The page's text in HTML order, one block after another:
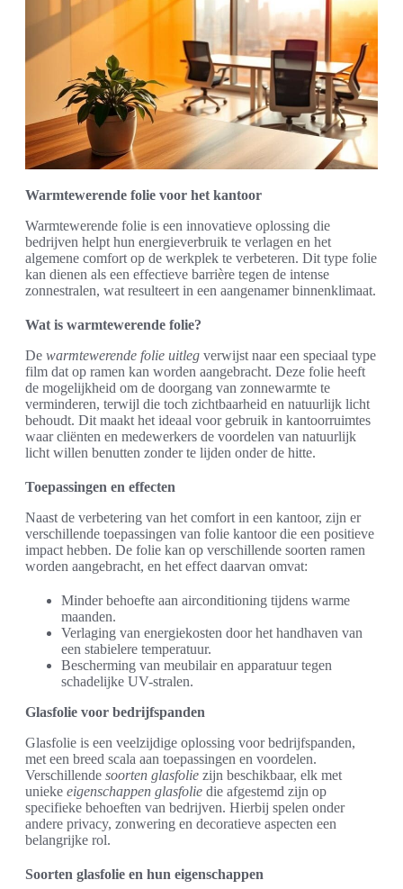
Warmtewerende folie voor het kantoor
Warmtewerende folie is een innovatieve oplossing die
bedrijven helpt hun energieverbruik te verlagen en het
algemene comfort op de werkplek te verbeteren. Dit type folie
kan dienen als een effectieve barrière tegen de intense
zonnestralen, wat resulteert in een aangenamer binnenklimaat.
Wat is warmtewerende folie?
De warmtewerende folie uitleg verwijst naar een speciaal type
film dat op ramen kan worden aangebracht. Deze folie heeft
de mogelijkheid om de doorgang van zonnewarmte te
verminderen, terwijl die toch zichtbaarheid en natuurlijk licht
behoudt. Dit maakt het ideaal voor gebruik in kantoorruimtes
waar cliënten en medewerkers de voordelen van natuurlijk
licht willen benutten zonder te lijden onder de hitte.
Toepassingen en effecten
Naast de verbetering van het comfort in een kantoor, zijn er
verschillende toepassingen van folie kantoor die een positieve
impact hebben. De folie kan op verschillende soorten ramen
worden aangebracht, en het effect daarvan omvat:
Minder behoefte aan airconditioning tijdens warme
maanden.
Verlaging van energiekosten door het handhaven van
een stabielere temperatuur.
Bescherming van meubilair en apparatuur tegen
schadelijke UV-stralen.
Glasfolie voor bedrijfspanden
Glasfolie is een veelzijdige oplossing voor bedrijfspanden,
met een breed scala aan toepassingen en voordelen.
Verschillende soorten glasfolie zijn beschikbaar, elk met
unieke eigenschappen glasfolie die afgestemd zijn op
specifieke behoeften van bedrijven. Hierbij spelen onder
andere privacy, zonwering en decoratieve aspecten een
belangrijke rol.
Soorten glasfolie en hun eigenschappen